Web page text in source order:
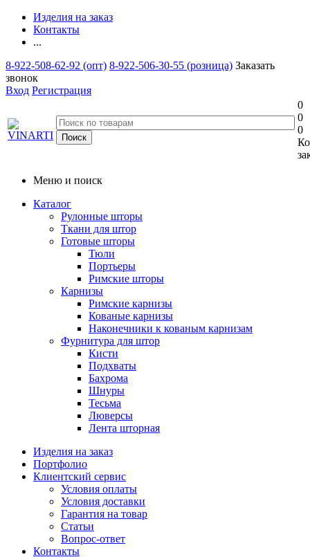
Изделия на заказ
Контакты
...
8-922-508-62-92 (опт) 8-922-506-30-55 (розница) Заказать
звонок
Вход Регистрация
0
0
0
Меню и поиск
Каталог
Рулонные шторы
Ткани для штор
Готовые шторы
Тюли
Портьеры
Римские шторы
Карнизы
Римские карнизы
Кованые карнизы
Наконечники к кованым карнизам
Фурнитура для штор
Кисти
Подхваты
Бахрома
Шнуры
Тесьма
Люверсы
Лента шторная
Изделия на заказ
Портфолио
Клиентский сервис
Условия оплаты
Условия доставки
Гарантия на товар
Статьи
Вопрос-ответ
Контакты